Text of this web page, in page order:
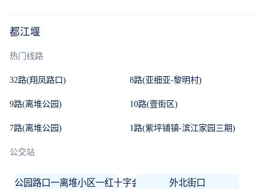
都江堰
热门线路
32路(翔凤路口) 8路(亚细亚-黎明村)
9路(离堆公园) 10路(壹街区)
7路(离堆公园) 1路(紫坪铺镇-滨江家园三期)
公交站
公园路口一离堆小区一红十字会医院一四0五医院一塔子村一马
外北街口